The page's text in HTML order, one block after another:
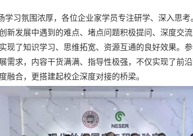
学习氛围浓厚，各位企业家学员专注研学、深入思考
新发展中遇到的难点、堵点问题积极提问、深度交
现了知识学习、思维拓宽、资源互通的良好效果。
需求，内容干货满满、指导性极强，不仅实现了前
融合，更搭建起校企深度对接的桥梁。